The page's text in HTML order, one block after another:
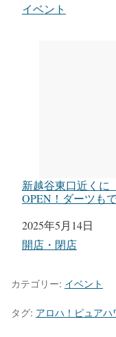
関連理由
イベント
新越谷東口近くに
OPEN！ダーツも
日付
2025年5月14日
関連理由
開店・閉店
カテゴリー: イベント
タグ: アロハ！ピュア